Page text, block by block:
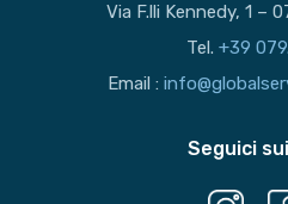
Via F.lli Kennedy, 1 –
Tel. +39
Email :
Seguici